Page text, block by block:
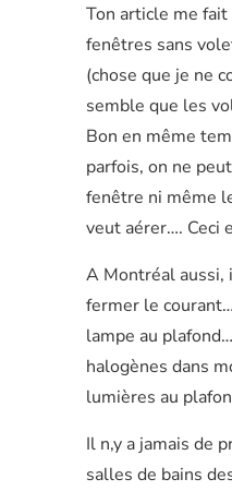
Ton article me fait
fenêtres sans
(chose que je ne
semble que les
Bon en même
parfois, on ne
fenêtre ni même
veut aérer…. Ceci
A Montréal aussi,
fermer le
lampe au
halogènes dans
lumières au
Il n,y a jamais de
salles de bains